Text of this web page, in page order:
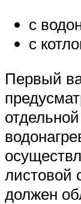
с
с
Первый
листовой
должен